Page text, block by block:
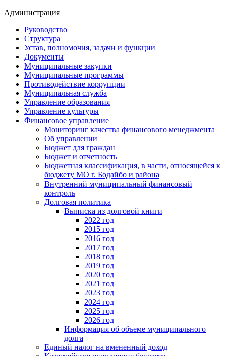
Администрация
Руководство
Структура
Устав, полномочия, задачи и функции
Документы
Муниципальные закупки
Муниципальные программы
Противодействие коррупции
Муниципальная служба
Управление образования
Управление культуры
Финансовое управление
Мониторинг качества финансового менеджмента
Об управлении
Бюджет для граждан
Бюджет и отчетность
Бюджетная классификация, в части, относящейся к
бюджету МО г. Бодайбо и района
Внутренний муниципальный финансовый
контроль
Долговая политика
Выписка из долговой книги
2022 год
2015 год
2016 год
2017 год
2018 год
2019 год
2020 год
2021 год
2023 год
2024 год
2025 год
2026 год
Информация об объеме муниципального
долга
Единый налог на вмененный доход